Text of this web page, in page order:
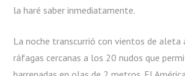
la haré saber inmediatamente.
La noche transcurrió con vientos de aleta
ráfagas cercanas a los 20 nudos que